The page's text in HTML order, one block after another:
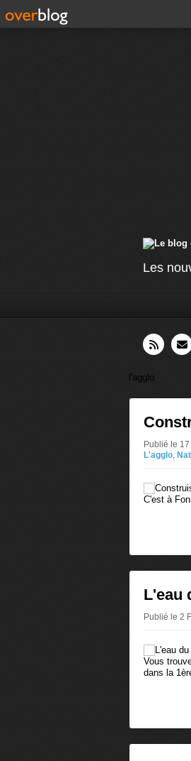
Les
l'agglo
Publié le
L'agglo,
C'est à
L'eau
Publié le 2
Vous
dans la